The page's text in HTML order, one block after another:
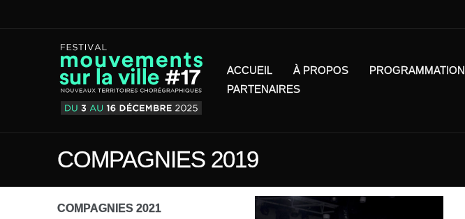
ACCUEIL À PROPOS PROGRAMMATION
PARTENAIRES
COMPAGNIES 2019
COMPAGNIES 2021